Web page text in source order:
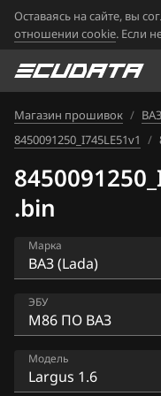
Оставаясь на сайте, вы
отношении cookie. Если
Магазин прошивок /
8450091250_I745LE51v1 /
.bin
Марка
Acura
Alfa Romeo
ATLAS
ЭБУ
Bosch ME17.9.7
Bosch ME17.9.71
Модель